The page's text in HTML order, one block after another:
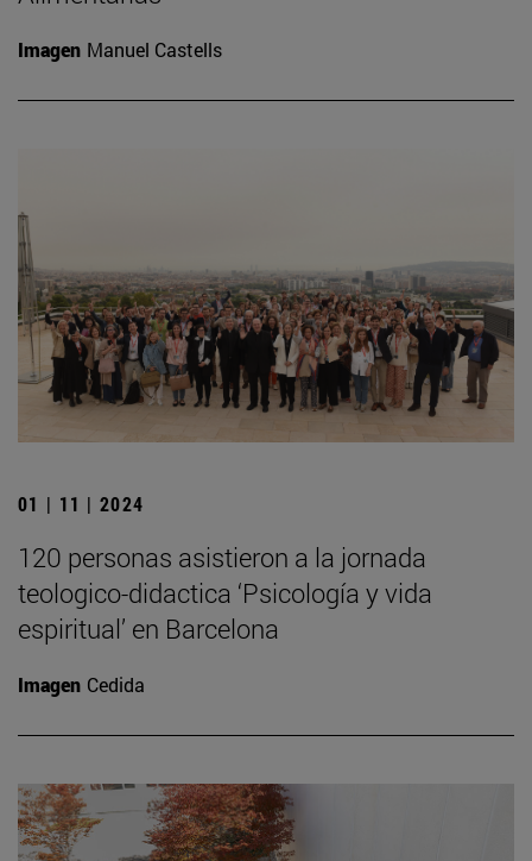
Imagen Manuel Castells
01 | 11 | 2024
120 personas asistieron a la jornada
teologico-didactica ‘Psicología y vida
espiritual’ en Barcelona
Imagen Cedida